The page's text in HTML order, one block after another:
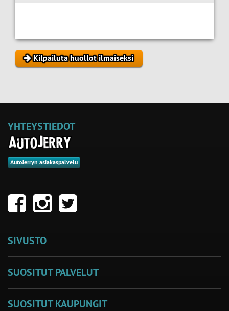
Kilpailuta huollot ilmaiseksi
YHTEYSTIEDOT
AutoJerryn asiakaspalvelu
SIVUSTO
SUOSITUT PALVELUT
SUOSITUT KAUPUNGIT